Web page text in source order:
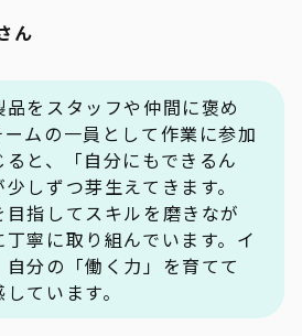
ん
をスタッフや仲間に褒め
ムの一員として作業に参加
と、「自分にもできるん
しずつ芽生えてきます。
指してスキルを磨きなが
寧に取り組んでいます。イ
分の「働く力」を育てて
ています。